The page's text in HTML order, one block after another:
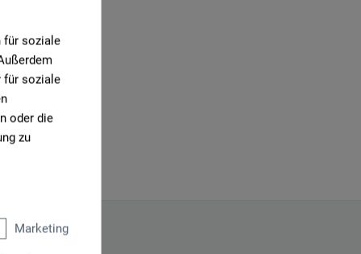
für soziale
für soziale
oder die
zu
Marketing